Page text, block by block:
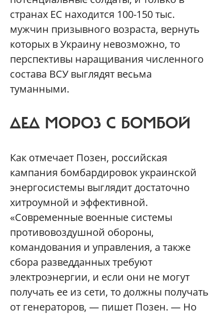
странах ЕС находится 100-150 тыс.
мужчин призывного возраста, вернуть
которых в Украину невозможно, то
перспективы наращивания численного
состава ВСУ выглядят весьма
туманными.
ДЕД МОРОЗ С БОМБОЙ
Как отмечает Позен, российская
кампания бомбардировок украинской
энергосистемы выглядит достаточно
хитроумной и эффективной.
«Современные военные системы
противовоздушной обороны,
командования и управления, а также
сбора разведданных требуют
электроэнергии, и если они не могут
получать ее из сети, то должны получать
от генераторов, — пишет Позен. — Но